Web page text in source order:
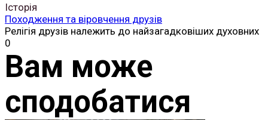
Історія
Походження та віровчення друзів
Релігія друзів належить до найзагадковіших духовних
0
Вам може
сподобатися